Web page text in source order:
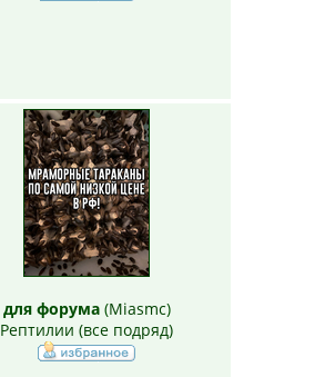
для форума(Miasmc)
Рептилии (все подряд)